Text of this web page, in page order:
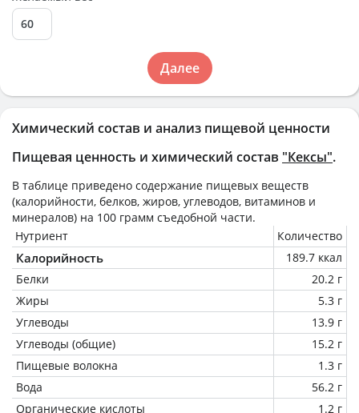
Химический состав и анализ пищевой ценности
Пищевая ценность и химический состав "Кексы".
В таблице приведено содержание пищевых веществ
(калорийности, белков, жиров, углеводов, витаминов и
минералов) на 100 грамм съедобной части.
Нутриент
Количество
Калорийность
189.7 ккал
Белки
20.2 г
Жиры
5.3 г
Углеводы
13.9 г
Углеводы (общие)
15.2 г
Пищевые волокна
1.3 г
Вода
56.2 г
Органические кислоты
1.2 г
Далее